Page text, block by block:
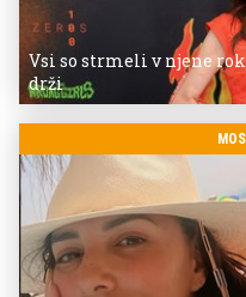
Vsi so strmeli v njene
drži